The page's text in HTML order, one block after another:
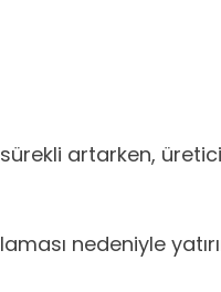
artarken,
nedeniyle